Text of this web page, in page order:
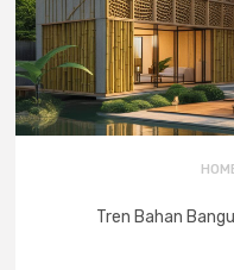
Tren Bahan